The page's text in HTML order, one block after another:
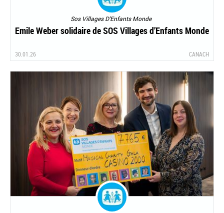
Sos Villages D'Enfants Monde
Emile Weber solidaire de SOS Villages d’Enfants Monde
30.01.26 CANACH